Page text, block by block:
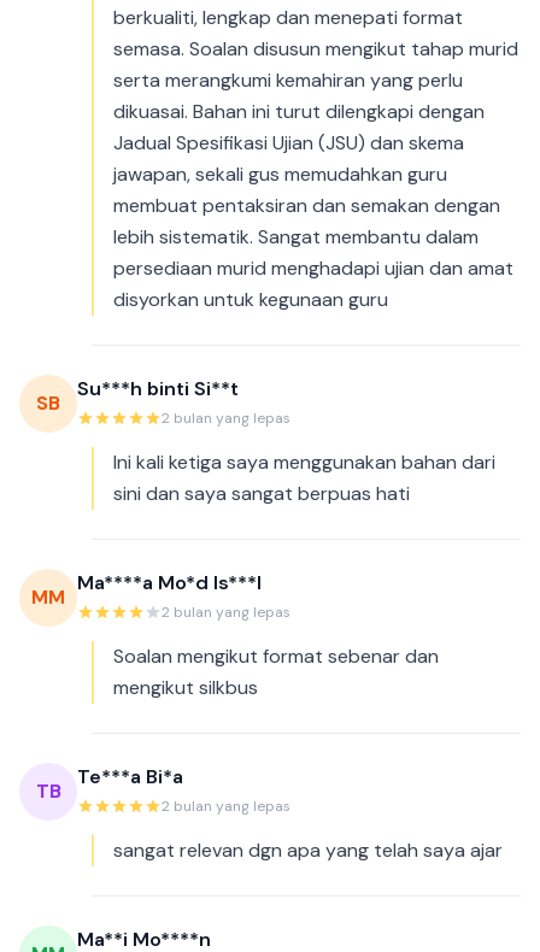
berkualiti, lengkap dan menepati format
semasa. Soalan disusun mengikut tahap murid
serta merangkumi kemahiran yang perlu
dikuasai. Bahan ini turut dilengkapi dengan
Jadual Spesifikasi Ujian (JSU) dan skema
jawapan, sekali gus memudahkan guru
membuat pentaksiran dan semakan dengan
lebih sistematik. Sangat membantu dalam
persediaan murid menghadapi ujian dan amat
disyorkan untuk kegunaan guru
SB
Su***h binti Si**t
2 bulan yang lepas
Ini kali ketiga saya menggunakan bahan dari
sini dan saya sangat berpuas hati
MM
Ma****a Mo*d Is***l
2 bulan yang lepas
Soalan mengikut format sebenar dan
mengikut silkbus
TB
Te***a Bi*a
2 bulan yang lepas
sangat relevan dgn apa yang telah saya ajar
Ma**i Mo****n